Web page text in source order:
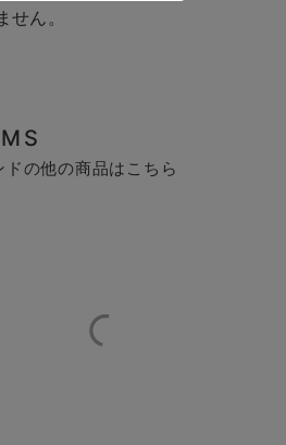
せん。
の他の商品はこちら